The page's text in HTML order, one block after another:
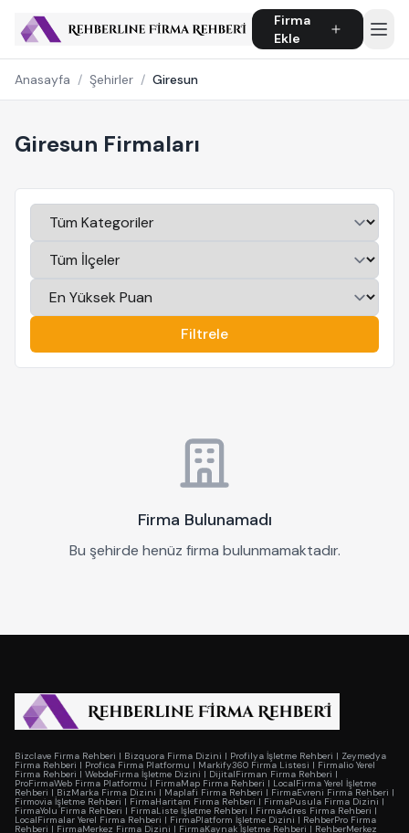
Firma
Ekle
Anasayfa / Şehirler / Giresun
Giresun Firmaları
Filtrele
Firma Bulunamadı
Bu şehirde henüz firma bulunmamaktadır.
Bizclave Firma Rehberi | Bizquora Firma Dizini | Profilya İşletme Rehberi | Zeymedya
Firma Rehberi | Profica Firma Platformu | Markify360 Firma Listesi | Firmalio Yerel
Firma Rehberi | WebdeFirma İşletme Dizini | DijitalFirman Firma Rehberi |
ProFirmaWeb Firma Platformu | FirmaMap Firma Rehberi | LocalFirma Yerel İşletme
Rehberi | BizMarka Firma Dizini | Maplafi Firma Rehberi | FirmaEvreni Firma Rehberi |
Firmovia İşletme Rehberi | FirmaHaritam Firma Rehberi | FirmaPusula Firma Dizini |
FirmaYolu Firma Rehberi | FirmaListe İşletme Rehberi | FirmaAdres Firma Rehberi |
LocalFirmalar Yerel Firma Rehberi | FirmaPlatform İşletme Dizini | RehberPro Firma
Rehberi | FirmaMerkez Firma Dizini | FirmaKaynak İşletme Rehberi | RehberMerkez